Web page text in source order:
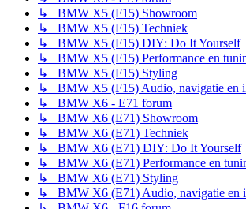
↳ BMW X5 (F15) Showroom
↳ BMW X5 (F15) Techniek
↳ BMW X5 (F15) DIY: Do It Yourself
↳ BMW X5 (F15) Performance en
↳ BMW X5 (F15) Styling
↳ BMW X5 (F15) Audio, navigatie en
↳ BMW X6 - E71 forum
↳ BMW X6 (E71) Showroom
↳ BMW X6 (E71) Techniek
↳ BMW X6 (E71) DIY: Do It Yourself
↳ BMW X6 (E71) Performance en
↳ BMW X6 (E71) Styling
↳ BMW X6 (E71) Audio, navigatie en